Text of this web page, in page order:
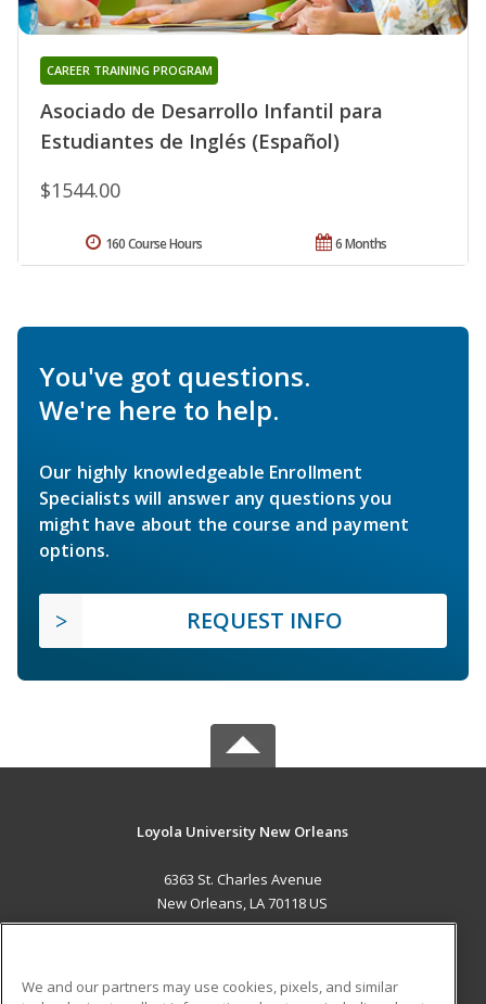
Asociado de Desarrollo Infantil para
Estudiantes de Inglés (Español)
CAREER TRAINING PROGRAM
$1544.00
6 Months
160 Course Hours
You've got questions.
We're here to help.
Our highly knowledgeable Enrollment
Specialists will answer any questions you
might have about the course and payment
options.
REQUEST INFO
Loyola University New Orleans
6363 St. Charles Avenue
New Orleans, LA 70118 US
We and our partners may use cookies, pixels, and similar